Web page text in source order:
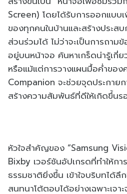
Screen) โดยได้รับการออกแบบ
ของทุกคนในบ้านและสร้างประ
ส่วนร่วมได้ ไม่ว่าจะเป็นการถา
อยู่บนหน้าจอ ค้นหาเกร็ดน่ารู้เกี่
หรือแม้แต่การวางแผนมื้อค่ำขอ
Companion จะช่วยจุดประกาย
สร้างความสัมพันธ์ที่ดีให้เกิดขึ้น
หัวใจสำคัญของ “Samsung
Bixby เวอร์ชันอัปเกรดที่ทำให้ก
ธรรมชาติยิ่งขึ้น เข้าใจบริบทได้
สนทนาโต้ตอบได้อย่างเฉพาะเจา